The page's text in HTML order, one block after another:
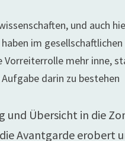
und auch
im gesellschaftlichen
Vorreiterrolle mehr inne,
darin zu bestehen
und Übersicht in die
Avantgarde erobert